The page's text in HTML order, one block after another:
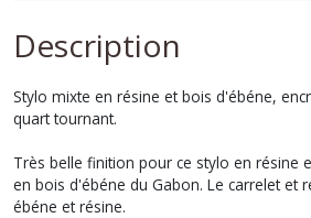
Description
Stylo mixte en résine et bois d'ébéne,
quart tournant.
Très belle finition pour ce stylo en résine
en bois d'ébéne du Gabon. Le carrelet et
ébéne et résine.